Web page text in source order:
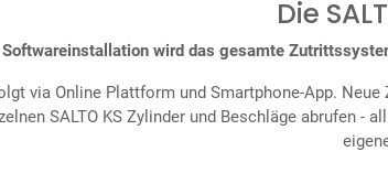
Die
wird das gesamte
via Online Plattform und Smartphone-App.
SALTO KS Zylinder und Beschläge abrufen